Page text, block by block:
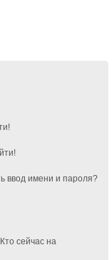
ввод имени и пароля?
сейчас на